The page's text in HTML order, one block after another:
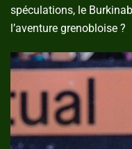
spéculations, le
l’aventure grenobloise ?